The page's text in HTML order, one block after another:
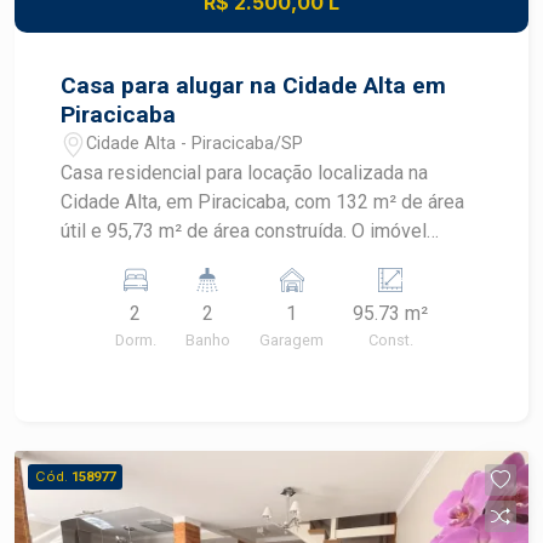
praticidade e excelente custo-benefício no
Casa para alugar na Cidade Alta em
Piracicaba
Cidade Alta - Piracicaba/SP
Casa residencial para locação localizada na
Cidade Alta, em Piracicaba, com 132 m² de área
útil e 95,73 m² de área construída. O imóvel
armários, oferecendo praticidade em localização
estratégica. CARACTERÍSTICAS DO IMÓVEL -
Área útil de 132 m² - Área construída de 95,73 m²
momentos de lazer e convivência - Churrasqueira
para confraternizações - Armários que
contribuem para a organização dos ambientes -
2
Dorm.
2
Banho
1
Garagem
95.73 m²
Const.
Cód. 158977